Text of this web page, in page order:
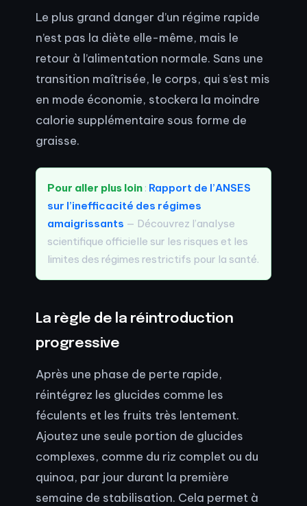
Le plus grand danger d’un régime rapide
n’est pas la diète elle-même, mais le
retour à l’alimentation normale. Sans une
transition maîtrisée, le corps, qui s’est mis
en mode économie, stockera la moindre
calorie supplémentaire sous forme de
graisse.
Pour aller plus loin : Rapport de l’ANSES
sur l’inefficacité des régimes
amaigrissants — Découvrez l’analyse
scientifique officielle sur les risques et les
limites des régimes restrictifs pour la santé.
La règle de la réintroduction
progressive
Après une phase de perte rapide,
réintégrez les glucides comme les
féculents et les fruits très lentement.
Ajoutez une seule portion de glucides
complexes, comme du riz complet ou du
quinoa, par jour durant la première
semaine de stabilisation. Cela permet à